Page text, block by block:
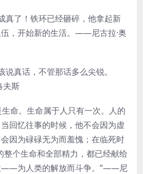
真了！铁环已经砸碎，他拿起新
，开始新的生活。——尼古拉·奥
真话，不管那话多么尖锐。
夫斯
命。生命属于人只有一次。人的
回忆往事的时候，他不会因为虚
因为碌碌无为而羞愧；在临死时
整个生命和全部精力，都已经献给
——为人类的解放而斗争。”——尼